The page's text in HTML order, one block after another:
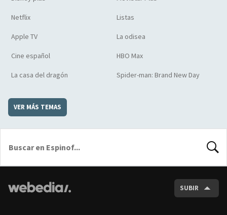
Netflix Listas
Apple TV La odisea
Cine español HBO Max
La casa del dragón Spider-man: Brand New Day
VER MÁS TEMAS
SUBIR